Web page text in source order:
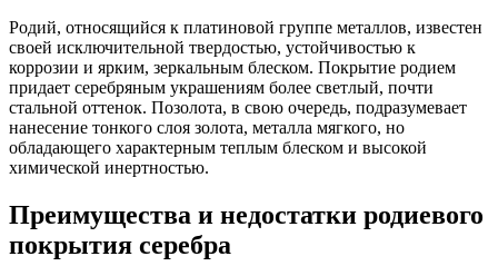
Родий, относящийся к платиновой группе металлов, известен
своей исключительной твердостью, устойчивостью к
коррозии и ярким, зеркальным блеском. Покрытие родием
придает серебряным украшениям более светлый, почти
стальной оттенок. Позолота, в свою очередь, подразумевает
нанесение тонкого слоя золота, металла мягкого, но
обладающего характерным теплым блеском и высокой
химической инертностью.
Преимущества и недостатки родиевого
покрытия серебра